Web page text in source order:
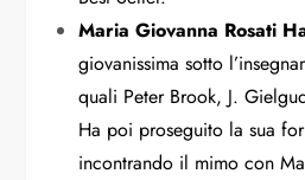
Maria Giovanna Rosati
giovanissima sotto
quali Peter Brook, J.
Ha poi proseguito la sua
incontrando il mimo con